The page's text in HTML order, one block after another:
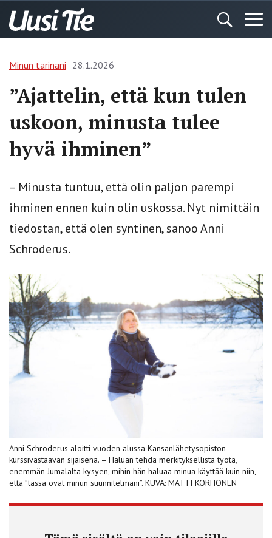
Minun tarinani 28.1.2026
”Ajattelin, että kun tulen
uskoon, minusta tulee
hyvä ihminen”
– Minusta tuntuu, että olin paljon parempi
ihminen ennen kuin olin uskossa. Nyt nimittäin
tiedostan, että olen syntinen, sanoo Anni
Schroderus.
Anni Schroderus aloitti vuoden alussa Kansanlähetysopiston
kurssivastaavan sijaisena. – Haluan tehdä merkityksellistä työtä,
enemmän Jumalalta kysyen, mihin hän haluaa minua käyttää kuin niin,
että ”tässä ovat minun suunnitelmani”. KUVA: MATTI KORHONEN